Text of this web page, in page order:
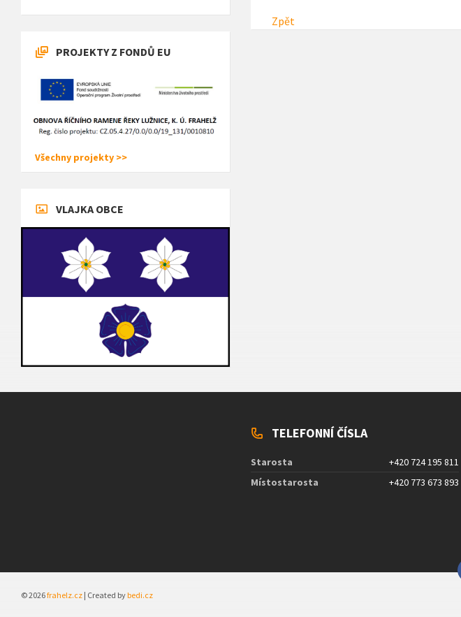
Zpět
PROJEKTY Z FONDŮ EU
Všechny projekty >>
VLAJKA OBCE
TELEFONNÍ ČÍSLA
Starosta
+420 724 195 811
Místostarosta
+420 773 673 893
© 2026frahelz.cz | Created bybedi.cz